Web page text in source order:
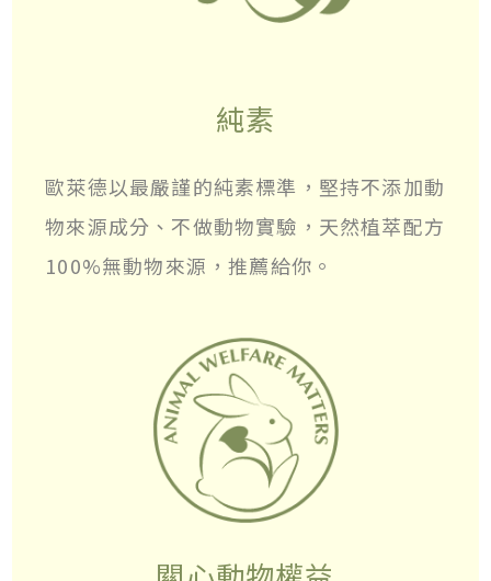
純素
歐萊德以最嚴謹的純素標準，堅持不添加動
物來源成分、不做動物實驗，天然植萃配方
100%無動物來源，推薦給你。